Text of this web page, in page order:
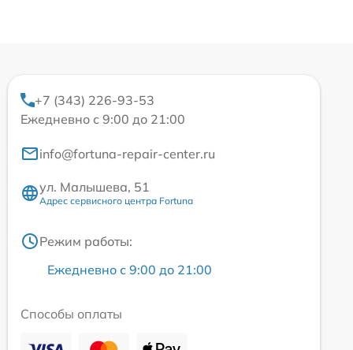
+7 (343) 226-93-53
Ежедневно с 9:00 до 21:00
info@fortuna-repair-center.ru
ул. Малышева, 51
Адрес сервисного центра Fortuna
Режим работы:
Ежедневно с 9:00 до 21:00
Способы оплаты